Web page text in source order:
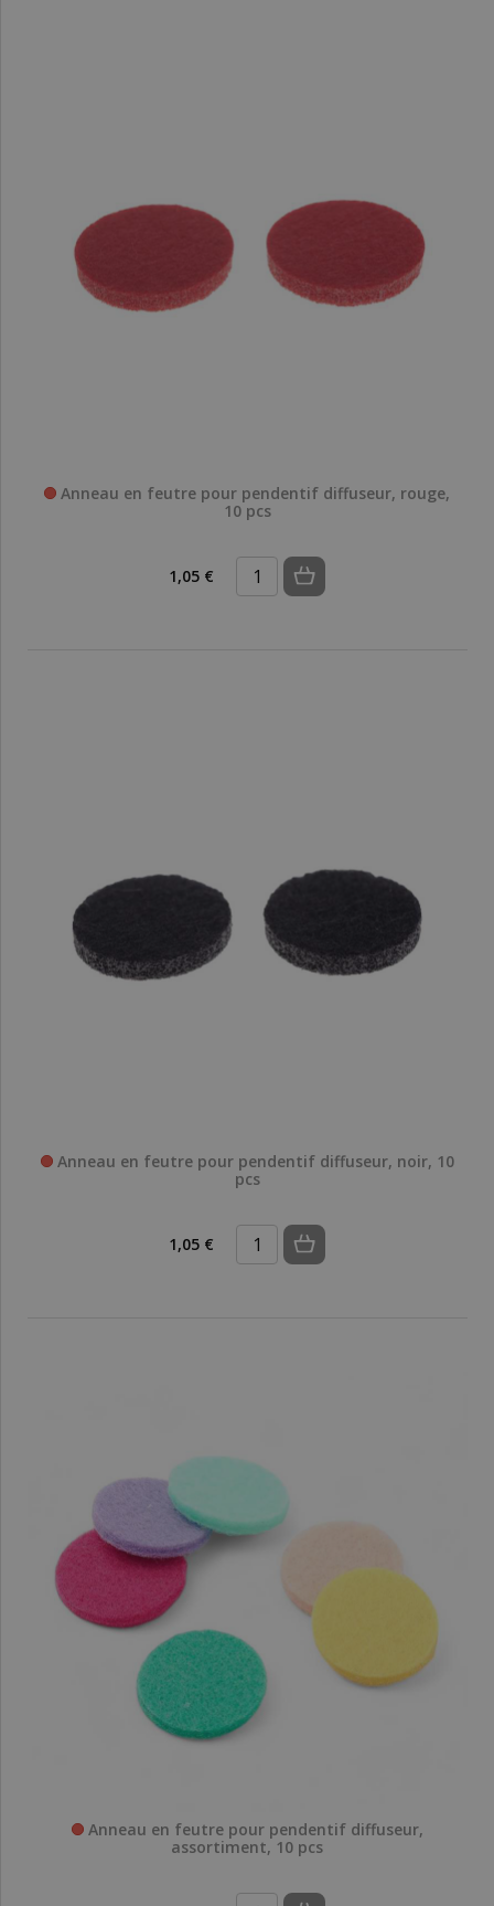
Anneau en feutre pour pendentif diffuseur, rouge,
10 pcs
1,05 €
Anneau en feutre pour pendentif diffuseur, noir, 10
pcs
1,05 €
Anneau en feutre pour pendentif diffuseur,
assortiment, 10 pcs